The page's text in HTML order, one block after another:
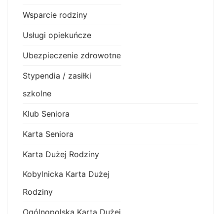
Wsparcie rodziny
Usługi opiekuńcze
Ubezpieczenie zdrowotne
Stypendia / zasiłki
szkolne
Klub Seniora
Karta Seniora
Karta Dużej Rodziny
Kobylnicka Karta Dużej
Rodziny
Ogólnopolska Karta Dużej